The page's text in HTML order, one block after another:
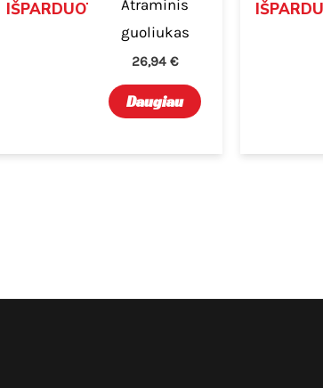
IŠPARDUOTA
Atraminis
guoliukas
26,94€
Daugiau